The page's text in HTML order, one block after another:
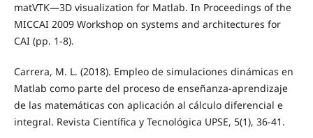
matVTK—3D visualization for Matlab. In Proceedings of the
MICCAI 2009 Workshop on systems and architectures for
CAI (pp. 1-8).
Carrera, M. L. (2018). Empleo de simulaciones dinámicas en
Matlab como parte del proceso de enseñanza-aprendizaje
de las matemáticas con aplicación al cálculo diferencial e
integral. Revista Científica y Tecnológica UPSE, 5(1), 36-41.